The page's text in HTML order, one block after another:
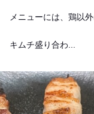
メニューには、鶏以
キムチ盛り合わ...